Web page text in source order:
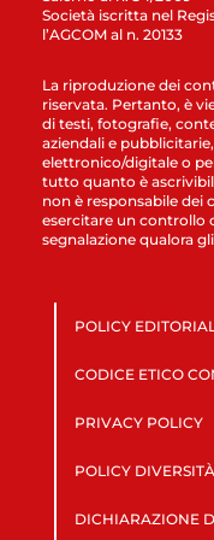
Società iscritta nel
l’AGCOM al n. 20133
La riproduzione dei
riservata. Pertanto, è
di testi, fotografie,
aziendali e
elettronico/digitale o
tutto quanto è
non è responsabile
esercitare un controllo
segnalazione qualora
POLICY
CODICE ETICO
PRIVACY POLICY
POLICY DIVERSITÀ
DICHIARAZIONE